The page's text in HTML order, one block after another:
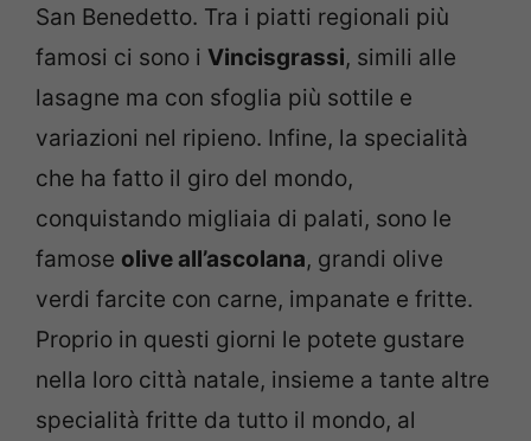
San Benedetto. Tra i piatti regionali più
famosi ci sono i Vincisgrassi, simili alle
lasagne ma con sfoglia più sottile e
variazioni nel ripieno. Infine, la specialità
che ha fatto il giro del mondo,
conquistando migliaia di palati, sono le
famose olive all’ascolana, grandi olive
verdi farcite con carne, impanate e fritte.
Proprio in questi giorni le potete gustare
nella loro città natale, insieme a tante altre
specialità fritte da tutto il mondo, al